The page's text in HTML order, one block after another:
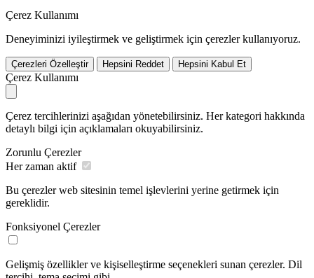
Çerez Kullanımı
Deneyiminizi iyileştirmek ve geliştirmek için çerezler kullanıyoruz.
Çerezleri Özelleştir Hepsini Reddet Hepsini Kabul Et
Çerez Kullanımı
Çerez tercihlerinizi aşağıdan yönetebilirsiniz. Her kategori hakkında
detaylı bilgi için açıklamaları okuyabilirsiniz.
Zorunlu Çerezler
Her zaman aktif
Bu çerezler web sitesinin temel işlevlerini yerine getirmek için
gereklidir.
Fonksiyonel Çerezler
Gelişmiş özellikler ve kişiselleştirme seçenekleri sunan çerezler. Dil